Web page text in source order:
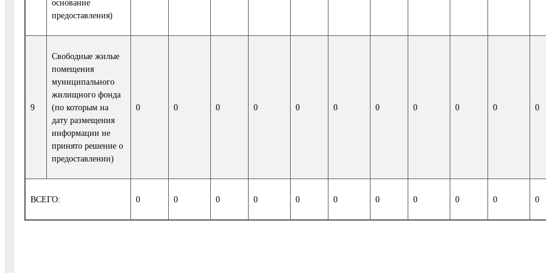
основание
предоставления)
9
Свободные жилые
помещения
муниципального
жилищного фонда
(по которым на
дату размещения
информации не
принято решение о
предоставлении)
0 0 0 0 0 0 0 0 0 0 0
ВСЕГО: 0 0 0 0 0 0 0 0 0 0 0